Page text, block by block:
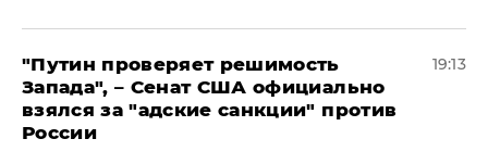
"Путин проверяет решимость
Запада", – Сенат США официально
взялся за "адские санкции" против
России
19:13